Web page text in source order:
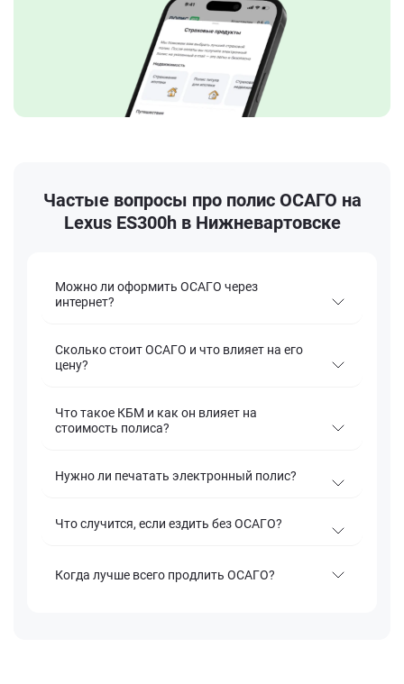
Частые вопросы про полис ОСАГО на
Lexus ES300h в Нижневартовске
Можно ли оформить ОСАГО через
интернет?
Сколько стоит ОСАГО и что влияет на его
цену?
Что такое КБМ и как он влияет на
стоимость полиса?
Нужно ли печатать электронный полис?
Что случится, если ездить без ОСАГО?
Когда лучше всего продлить ОСАГО?